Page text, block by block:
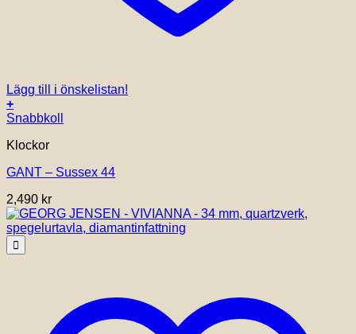
Lägg till i önskelistan!
+
Snabbkoll
Klockor
GANT – Sussex 44
2,490 kr